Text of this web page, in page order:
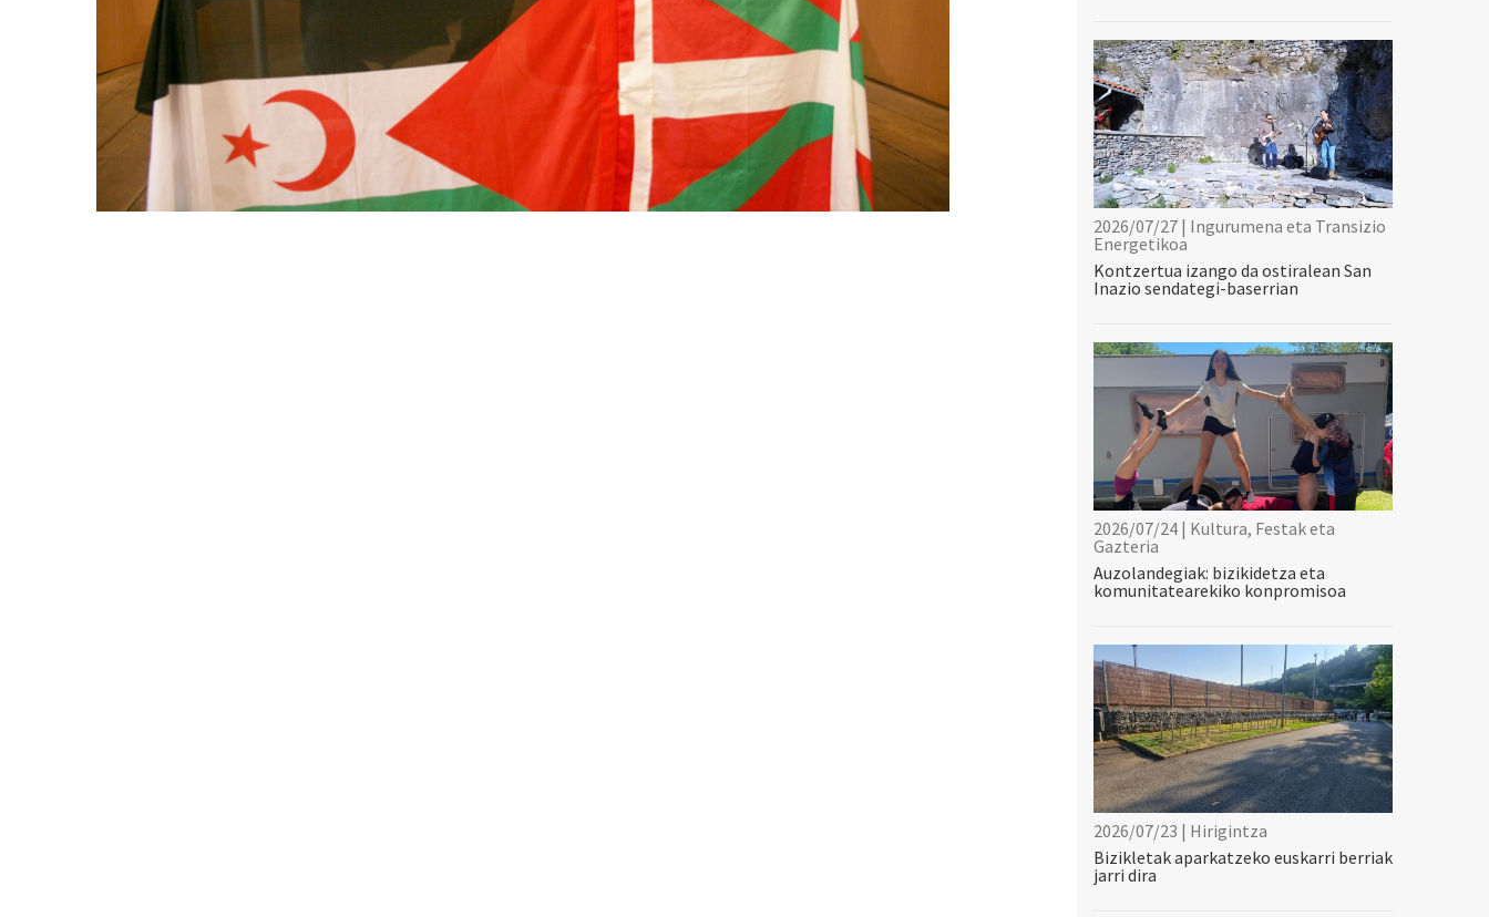
2026/07/27 | Ingurumena eta Transizio
Energetikoa
Kontzertua izango da ostiralean San
Inazio sendategi-baserrian
2026/07/24 | Kultura, Festak eta
Gazteria
Auzolandegiak: bizikidetza eta
komunitatearekiko konpromisoa
2026/07/23 | Hirigintza
Bizikletak aparkatzeko euskarri berriak
jarri dira